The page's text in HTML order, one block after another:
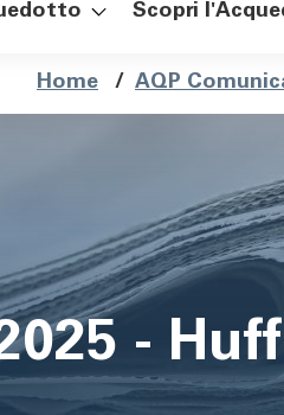
Scopri
Briciole
pane
Home / AQP
-